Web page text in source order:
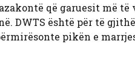
që garuesit më
DWTS është për të
pikën e